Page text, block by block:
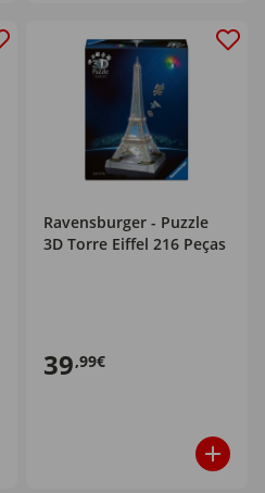
Ravensburger - Puzzle
3D Torre Eiffel 216 Peças
39,99€